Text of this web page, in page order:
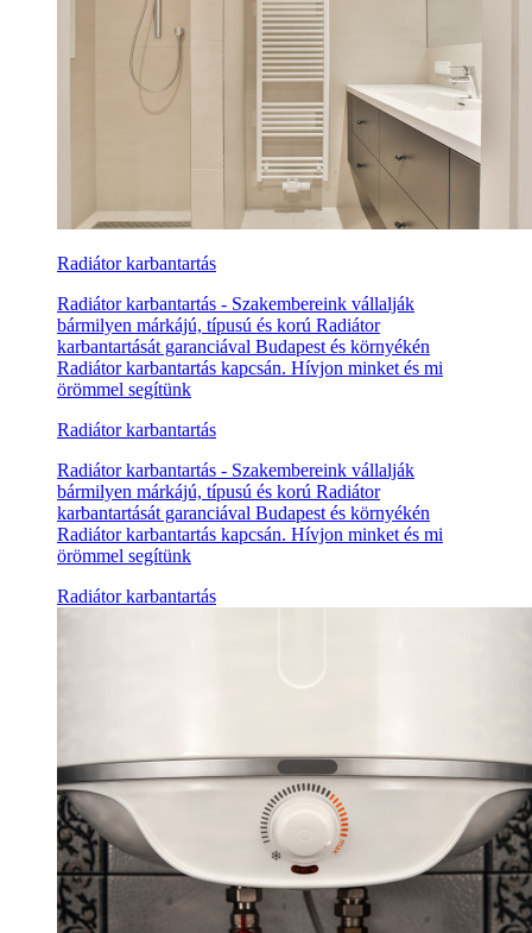
Radiátor karbantartás
Radiátor karbantartás - Szakembereink vállalják
bármilyen márkájú, típusú és korú Radiátor
karbantartását garanciával Budapest és környékén
Radiátor karbantartás kapcsán. Hívjon minket és mi
örömmel segítünk
Radiátor karbantartás
Radiátor karbantartás - Szakembereink vállalják
bármilyen márkájú, típusú és korú Radiátor
karbantartását garanciával Budapest és környékén
Radiátor karbantartás kapcsán. Hívjon minket és mi
örömmel segítünk
Radiátor karbantartás